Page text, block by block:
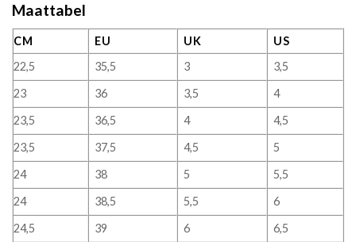
Maattabel
CM EU UK
US
22,5
35,5 3
3,5
23
36 3,5
4
23,5
36,5 4
4,5
23,5
37,5 4,5
5
24
38 5
5,5
24
38,5 5,5
6
24,5
39 6
6,5